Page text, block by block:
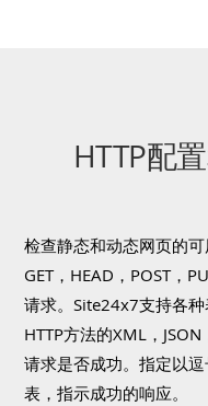
HTTP配
检查静态和动态网页的
GET，HEAD，POST，
请求。Site24x7支持各
HTTP方法的XML，
请求是否成功。指定以
表，指示成功的响应。